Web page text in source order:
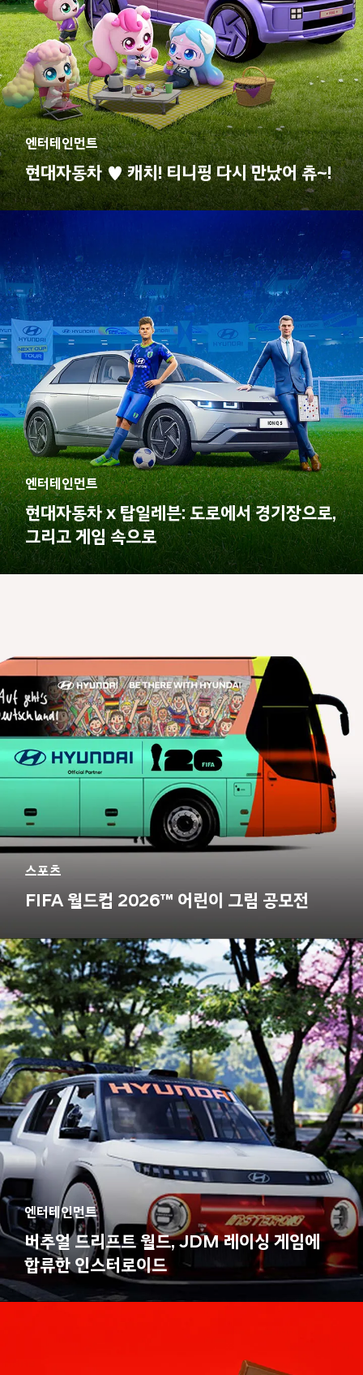
엔터테인먼트
현대자동차 ♥ 캐치! 티니핑 다시 만났어 츄~!
엔터테인먼트
현대자동차 x 탑일레븐: 도로에서 경기장으로,
그리고 게임 속으로
스포츠
FIFA 월드컵 2026™ 어린이 그림 공모전
엔터테인먼트
버추얼 드리프트 월드, JDM 레이싱 게임에
합류한 인스터로이드